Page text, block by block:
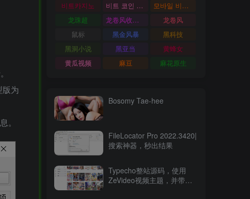
为
。
비트카지노
비트 코인 온라인 카지노
모바일 비트 코인 카지노
龙珠超
龙卷风收音机
龙卷风
鼠标
黑金风暴
黑科技
黑洞小说
黑亚当
黄蜂女
黄瓜视频
麻豆 麻花原生
Bosomy Tae-hee
FileLocator Pro 2022.3420|
搜索神器，秒出结果
Typecho整站源码，使用
ZeVideo视频主题，并带有